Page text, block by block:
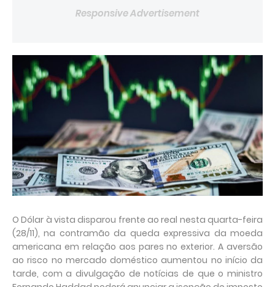
Responsive Advertisement
O Dólar à vista disparou frente ao real nesta quarta-feira
(28/11), na contramão da queda expressiva da moeda
americana em relação aos pares no exterior. A aversão
ao risco no mercado doméstico aumentou no início da
tarde, com a divulgação de notícias de que o ministro